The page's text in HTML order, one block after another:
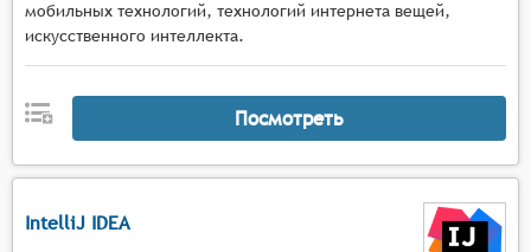
мобильных технологий, технологий интернета вещей,
искусственного интеллекта.
Посмотреть
IntelliJ IDEA